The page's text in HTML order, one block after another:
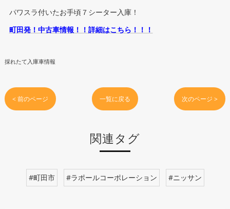
パワスラ付いたお手頃７シーター入庫！
町田発！中古車情報！！詳細はこちら！！！
採れたて入庫車情報
< 前のページ 一覧に戻る 次のページ >
関連タグ
#町田市 #ラポールコーポレーション #ニッサン